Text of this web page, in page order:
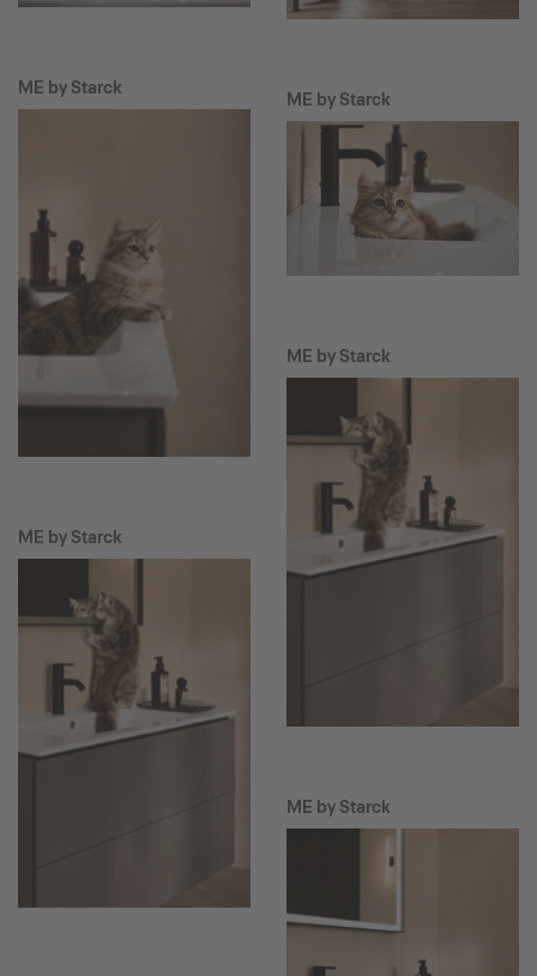
ME by Starck
ME by Starck
ME by Starck
ME by Starck
ME by Starck